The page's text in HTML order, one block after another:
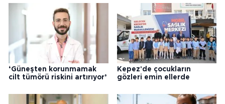
‘Güneşten korunmamak
cilt tümörü riskini artırıyor’
Kepez'de çocukların
gözleri emin ellerde